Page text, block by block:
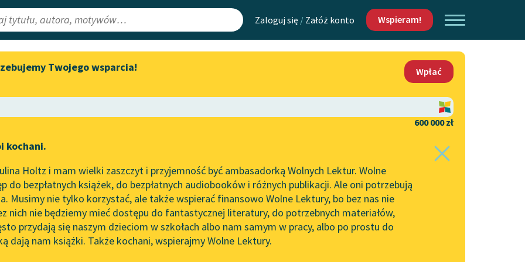
Zaloguj się / Załóż konto Wspieram!
Lektury
redakcyjne
Aktualności
Spotkanie z Katarzyną Tunkiel
do słuchania na Wolnych
Lekturach
Nowy audiobook – „Marzenie
o Oriencie” Sophie Elkan
Kolekcja Nadwyraz.com x
Wolne Lektury – idealna na
Mapa Wolnych Lektur
Leśmianator
API
OAI-PMH
Widget Wolnych Lektur
Kontakt
O projekcie
Zasady wykorzystania
Wolnych Lektur
Logotypy
Materiały promocyjne
Twojego wsparcia!
Wpłać
600 000 zł
kochani.
Holtz i mam wielki zaszczyt i przyjemność być ambasadorką Wolnych Lektur. Wolne
do bezpłatnych książek, do bezpłatnych audiobooków i różnych publikacji. Ale oni potrzebują
Musimy nie tylko korzystać, ale także wspierać finansowo Wolne Lektury, bo bez nas nie
nich nie będziemy mieć dostępu do fantastycznej literatury, do potrzebnych materiałów,
przydają się naszym dzieciom w szkołach albo nam samym w pracy, albo po prostu do
dają nam książki. Także kochani, wspierajmy Wolne Lektury.
Bolesław Prus✖